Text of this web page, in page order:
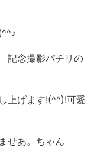
記念撮影パチリの
上げます!(^^)!可愛
せあ。ちゃん